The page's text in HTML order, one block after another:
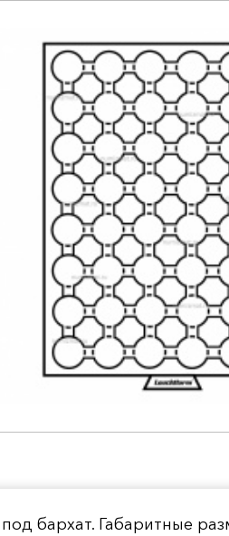
бархат. Габаритные